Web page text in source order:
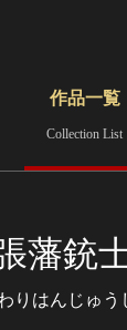
さらに
作品一覧
Collection List
藩銃
りはんじゅ